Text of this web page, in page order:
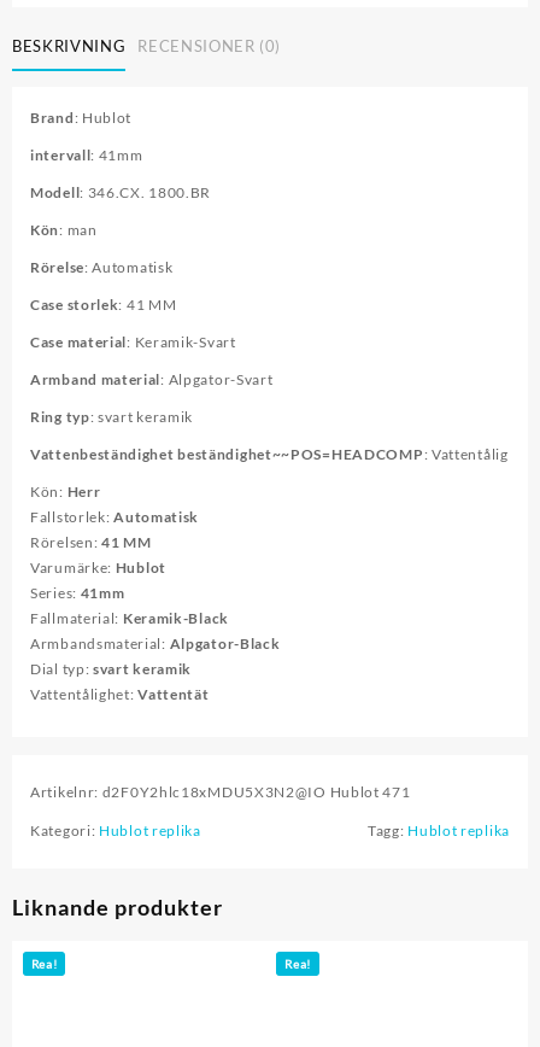
BESKRIVNING RECENSIONER (0)
Brand : Hublot
intervall: 41mm
Modell: 346.CX. 1800.BR
Kön: man
Rörelse: Automatisk
Case storlek: 41 MM
Case material: Keramik-Svart
Armband material: Alpgator-Svart
Ring typ: svart keramik
Vattenbeständighet beständighet~~POS=HEADCOMP : Vattentålig
Kön: Herr
Fallstorlek:Automatisk
Rörelsen: 41 MM
Varumärke: Hublot
Series: 41mm
Fallmaterial: Keramik-Black
Armbandsmaterial: Alpgator-Black
Dial typ: svart keramik
Vattentålighet:Vattentät
Artikelnr: d2F0Y2hlc18xMDU5X3N2@IO Hublot 471
Kategori: Hublot replika Tagg: Hublot replika
Liknande produkter
Rea! Rea!